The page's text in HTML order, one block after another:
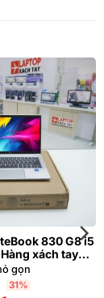
830 G8 i5
Hàng xách tay
gọn
31%